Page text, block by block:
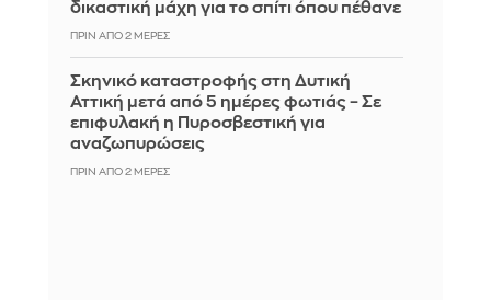
δικαστική μάχη για το σπίτι όπου πέθανε
ΠΡΙΝ ΑΠΌ 2 ΜΈΡΕΣ
Σκηνικό καταστροφής στη Δυτική
Αττική μετά από 5 ημέρες φωτιάς – Σε
επιφυλακή η Πυροσβεστική για
αναζωπυρώσεις
ΠΡΙΝ ΑΠΌ 2 ΜΈΡΕΣ